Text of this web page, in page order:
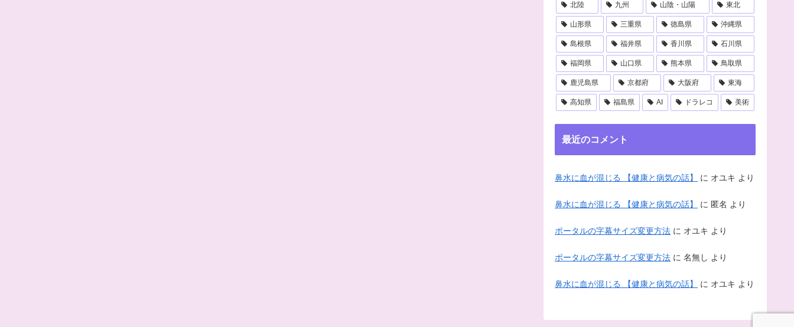
北陸 九州 山陰・山陽 東北
山形県 三重県 徳島県 沖縄県
島根県 福井県 香川県 石川県
福岡県 山口県 熊本県 鳥取県
鹿児島県 京都府 大阪府 東海
高知県 福島県 AI ドラレコ 美術
最近のコメント
鼻水に血が混じる 【健康と病気の話】 に オユキ より
鼻水に血が混じる 【健康と病気の話】 に 匿名 より
ポータルの字幕サイズ変更方法 に オユキ より
ポータルの字幕サイズ変更方法 に 名無し より
鼻水に血が混じる 【健康と病気の話】 に オユキ より